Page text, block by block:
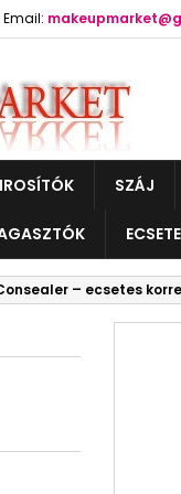
Email:
SZÁJ
– ecsetes